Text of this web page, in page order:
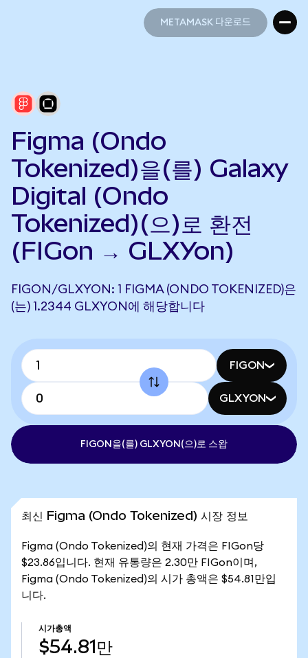
METAMASK 다운로드
Figma (Ondo
Tokenized)을(를) Galaxy
Digital (Ondo
Tokenized)(으)로 환전
(FIGon → GLXYon)
FIGON/GLXYON: 1 FIGMA (ONDO TOKENIZED)은
(는) 1.2344 GLXYON에 해당합니다
FIGON
GLXYON
FIGON을(를) GLXYON(으)로 스왑
최신 Figma (Ondo Tokenized) 시장 정보
Figma (Ondo Tokenized)의 현재 가격은 FIGon당
$23.86입니다. 현재 유통량은 2.30만 FIGon이며,
Figma (Ondo Tokenized)의 시가 총액은 $54.81만입
니다.
시가총액
$54.81만